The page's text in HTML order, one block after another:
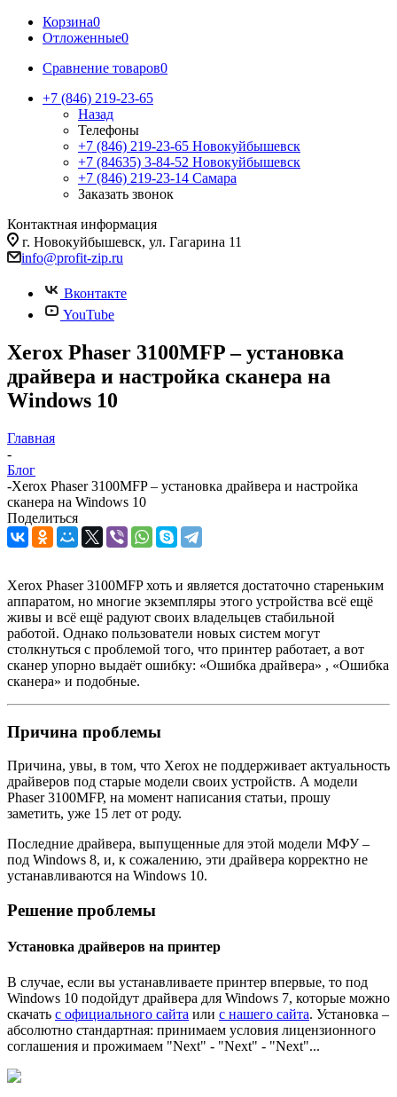
Корзина0
Отложенные0
Сравнение товаров0
+7 (846) 219-23-65
Назад
Телефоны
+7 (846) 219-23-65 Новокуйбышевск
+7 (84635) 3-84-52 Новокуйбышевск
+7 (846) 219-23-14 Самара
Заказать звонок
Контактная информация
г. Новокуйбышевск, ул. Гагарина 11
info@profit-zip.ru
Вконтакте
YouTube
Xerox Phaser 3100MFP – установка
драйвера и настройка сканера на
Windows 10
Главная
-
Блог
-Xerox Phaser 3100MFP – установка драйвера и настройка
сканера на Windows 10
Поделиться
Xerox Phaser 3100MFP хоть и является достаточно стареньким
аппаратом, но многие экземпляры этого устройства всё ещё
живы и всё ещё радуют своих владельцев стабильной
работой. Однако пользователи новых систем могут
столкнуться с проблемой того, что принтер работает, а вот
сканер упорно выдаёт ошибку: «Ошибка драйвера» , «Ошибка
сканера» и подобные.
Причина проблемы
Причина, увы, в том, что Xerox не поддерживает актуальность
драйверов под старые модели своих устройств. А модели
Phaser 3100MFP, на момент написания статьи, прошу
заметить, уже 15 лет от роду.
Последние драйвера, выпущенные для этой модели МФУ –
под Windows 8, и, к сожалению, эти драйвера корректно не
устанавливаются на Windows 10.
Решение проблемы
Установка драйверов на принтер
В случае, если вы устанавливаете принтер впервые, то под
Windows 10 подойдут драйвера для Windows 7, которые можно
скачать с официального сайта или с нашего сайта. Установка –
абсолютно стандартная: принимаем условия лицензионного
соглашения и прожимаем "Next" - "Next" - "Next"...